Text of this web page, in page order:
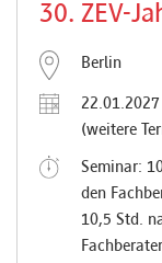
30. ZEV-
Berlin
22.01.2027
(weitere
Seminar:
den
10,5 Std.